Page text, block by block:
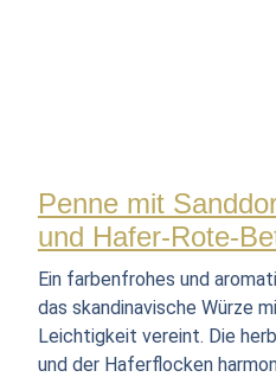
Penne mit
und Hafer-Rote-
Ein farbenfrohes und
das skandinavische Würze
Leichtigkeit vereint. Die
und der Haferflocken